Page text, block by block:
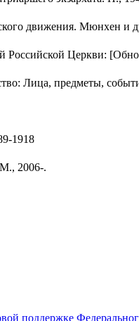
движения. Мюнхен и
Российской Церкви:
Лица, предметы,
1918
2006-.
поддержке